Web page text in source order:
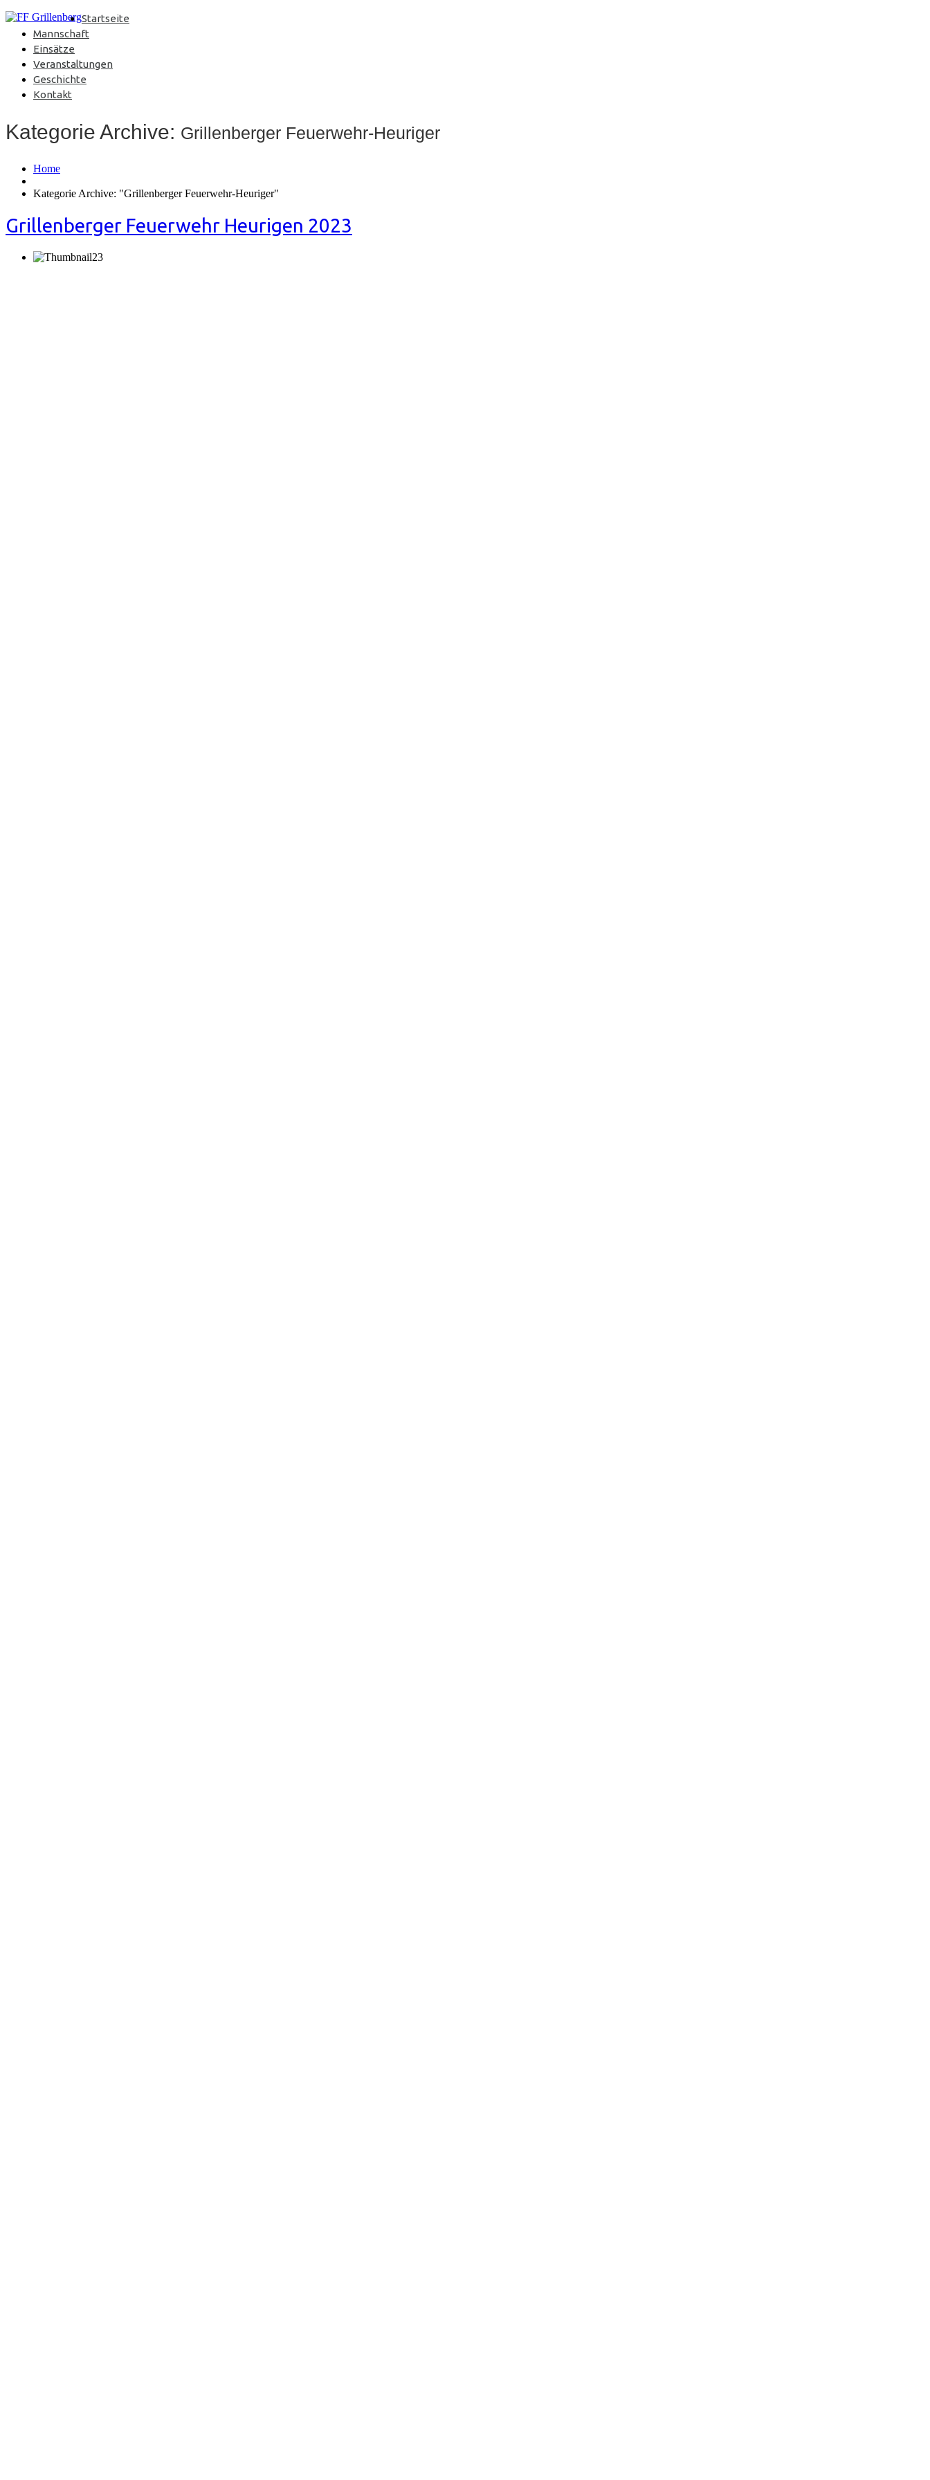
Startseite
Mannschaft
Einsätze
Veranstaltungen
Geschichte
Kontakt
Kategorie Archive: Grillenberger Feuerwehr-Heuriger
Home
Kategorie Archive: "Grillenberger Feuerwehr-Heuriger"
Grillenberger Feuerwehr Heurigen 2023